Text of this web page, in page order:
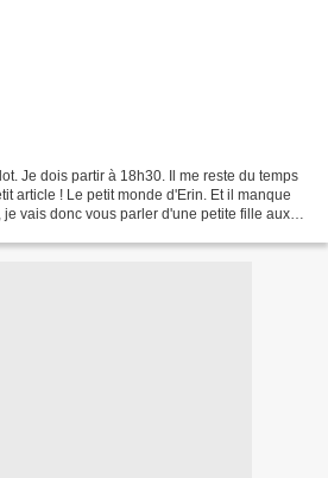
Je dois partir à 18h30. Il me reste du temps
article ! Le petit monde d'Erin. Et il manque
vais donc vous parler d'une petite fille aux